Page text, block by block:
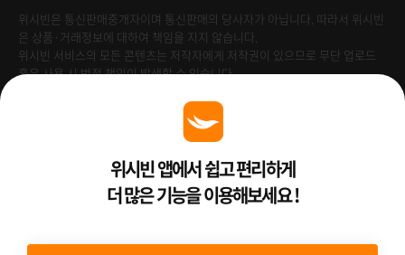
위시빈은 통신판매중개자이며 통신판매의 당사자가 아닙니다. 따라서 위시빈
은 상품·거래정보에 대하여 책임을 지지 않습니다.
위시빈 서비스의 모든 콘텐츠는 저작자에게 저작권이 있으므로 무단 업로드
혹은 사용 시 법적 책임이 발생할 수 있습니다.
Venture Enterprise위시빈 앱에서 쉽고 편리하게
더 많은 기능을 이용해보세요 !